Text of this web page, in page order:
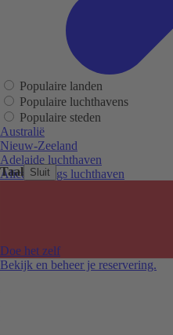
Taal Sluit
Doe het zelf
Bekijk en beheer je reservering.
Populaire landen
Populaire luchthavens
Populaire steden
Australië
Nieuw-Zeeland
Adelaide luchthaven
Alice Springs luchthaven
Melbourne Tullamarine luchthaven
Perth luchthaven
Sydney luchthaven